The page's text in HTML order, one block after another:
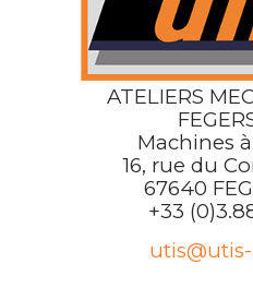
ATELIERS
Machines
16, rue du
67640
+33